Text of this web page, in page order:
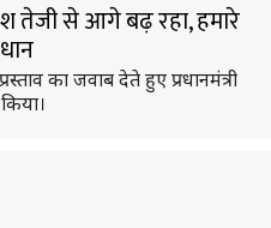
तेजी से आगे बढ़ रहा, हमारे
का जवाब देते हुए प्रधानमंत्री